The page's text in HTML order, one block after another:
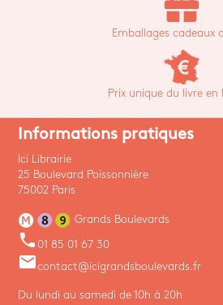
Emballages cadeaux
Prix unique du livre en
Informations pratiques
Ici Librairie
25 Boulevard Poissonnière
75002 Paris
Grands Boulevards
phone 01 85 01 67 30
emailcontact@icigrandsboulevards.fr
Du lundi au samedi de 10h à 20h